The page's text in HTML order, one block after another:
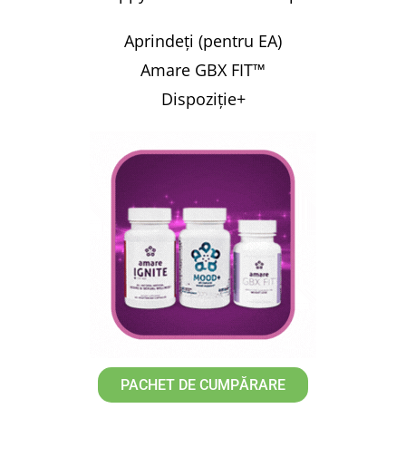
Aprindeți (pentru EA)
Amare GBX FIT™
Dispoziție+
PACHET DE CUMPĂRARE